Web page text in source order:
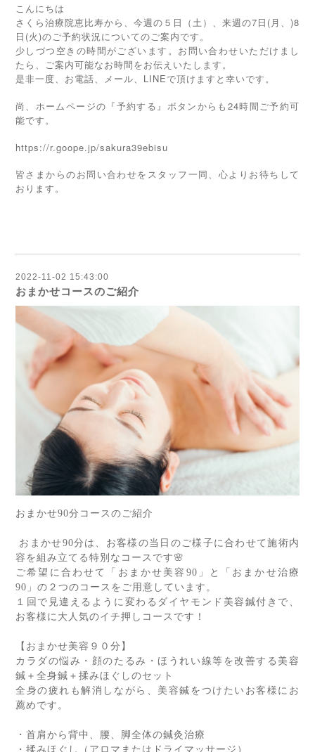
こんにちは
さくら治療院恵比寿から、今週の５日（土）、来週の7日(月、)8
日(火)のご予約状況についてのご案内です。
少しづつ空きの時間がございます。お問い合わせいただけまし
たら、ご案内可能なお時間をお伝えいたします。
是非一度、お電話、メール、LINEで頂けますと幸いです。
尚、ホームページの『予約する』ボタンからも24時間ご予約可
能です。
https://r.goope.jp/sakura39ebisu
皆さまからのお問い合わせをスタッフ一同、心よりお待ちして
おります。
2022-11-02 15:43:00
おまかせコースのご紹介
おまかせ90分コースのご紹介
おまかせ90分は、お客様の当日のご様子に合わせて施術内
容を組み立てる特別なコースです 🌸
ご希望に合わせて「おまかせ美容 90 」と「おまかせ治療
90 」の２つのコースをご用意しています。
１回で見違えるように変わるダイヤモンド美容鍼付きで、
お客様に大人気のイチ押しコースです！
【おまかせ美容９０分】
カラダの悩み・顔のたるみ・ほうれい線等を改善する美容
鍼＋全身鍼＋揉みほぐしのセット
全身の疲れも解消しながら、美容鍼をつけたいお客様にお
薦めです。
・首肩から背中、腰、脚全体の鍼灸治療
・揉みほぐし（アロマまたはドライマッサージ）